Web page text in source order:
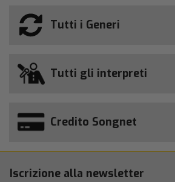
Tutti i Generi
Tutti gli interpreti
Credito Songnet
Iscrizione alla newsletter